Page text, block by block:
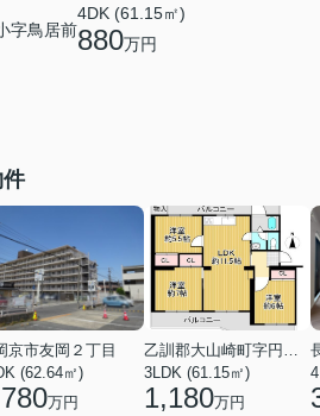
字鳥居前
4DK (61.15㎡)
880万円
京市友岡２丁目
(62.64㎡)
万円
乙訓郡大山崎町字円明寺小字北浦
3LDK (61.15㎡)
1,180万円